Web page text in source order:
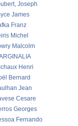
Joseph
James
Franz
Michel
Malcolm
Henri
Bernard
Jean
Cesare
Georges
Fernando